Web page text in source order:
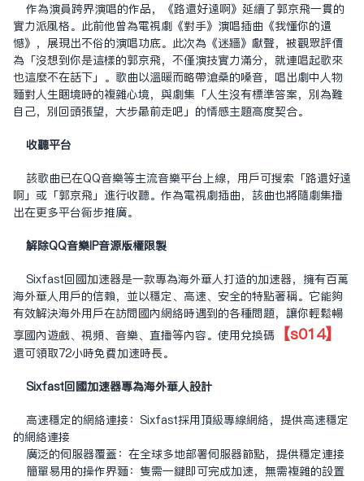
作為演員跨界演唱的作品，《路還好遠啊》延續了郭京飛一貫的
實力派風格。此前他曾為電視劇《對手》演唱插曲《我懂你的遺
憾》，展現出不俗的演唱功底。此次為《迷牆》獻聲，被觀眾評價
為「沒想到你是這樣的郭京飛，不僅演技實力滿分，就連唱起歌來
也這麼不在話下」。歌曲以溫暖而略帶滄桑的嗓音，唱出劇中人物
面對人生困境時的複雜心境，與劇集「人生沒有標準答案，別為難
自己，別回頭張望，大步向前走吧」的情感主題高度契合。
收聽平台
該歌曲已在QQ音樂等主流音樂平台上線，用戶可搜索「路還好遠
啊」或「郭京飛」進行收聽。作為電視劇插曲，該曲也將隨劇集播
出在更多平台同步推廣。
解除QQ音樂IP音源版權限制
Sixfast回國加速器是一款專為海外華人打造的加速器，擁有百萬
海外華人用戶的信賴，並以穩定、高速、安全的特點著稱。它能夠
有效解決海外用戶在訪問國內網絡時遇到的各種問題，讓你輕鬆暢
享國內遊戲、視頻、音樂、直播等內容。使用兌換碼
【s014】
還可領取72小時免費加速時長。
Sixfast回國加速器專為海外華人設計
高速穩定的網絡連接：Sixfast採用頂級專線網絡，提供高速穩定
的網絡連接
廣泛的伺服器覆蓋：在全球多地部署伺服器節點，提供穩定連接
簡單易用的操作界面：只需一鍵即可完成加速，無需複雜的設置